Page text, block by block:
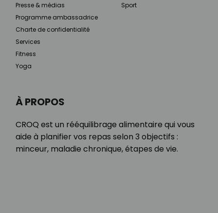
À PROPOS
CROQ est un rééquilibrage alimentaire qui vous
aide à planifier vos repas selon 3 objectifs :
minceur, maladie chronique, étapes de vie.
Presse & médias
Programme ambassadrice
Charte de confidentialité
Services
Fitness
Yoga
Sport